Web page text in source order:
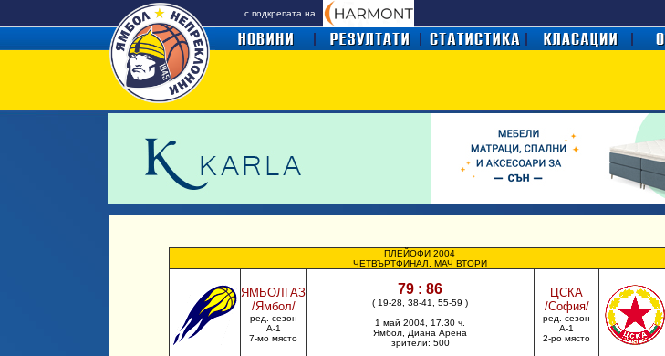
с подкрепата на
ПЛЕЙОФИ 2004
ЧЕТВЪРТФИНАЛ, МАЧ ВТОРИ
ЯМБОЛГАЗ
/Ямбол/
ред. сезон
А-1
7-мо място
79 : 86
( 19-28, 38-41, 55-59 )
1 май 2004, 17.30 ч.
Ямбол, Диана Арена
зрители: 500
ЦСКА
/София/
ред. сезон
А-1
2-ро място